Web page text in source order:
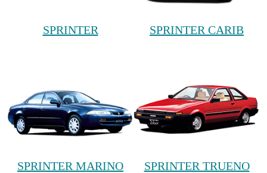
SPRINTER SPRINTER CARIB
SPRINTER MARINO SPRINTER TRUENO